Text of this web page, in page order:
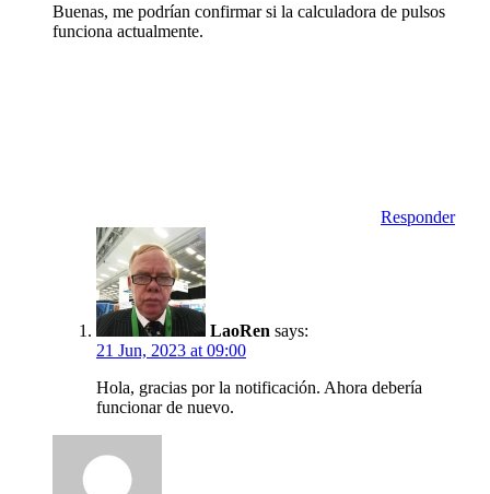
Buenas, me podrían confirmar si la calculadora de pulsos
funciona actualmente.
Responder
LaoRen says:
21 Jun, 2023 at 09:00
Hola, gracias por la notificación. Ahora debería
funcionar de nuevo.